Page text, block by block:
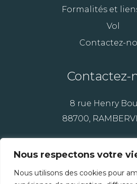
Nous respectons votre
Nous utilisons des cookies pour
Formalités et
Vol
Contactez-
Contactez-
8 rue Henry
88700,
03 29 23 79